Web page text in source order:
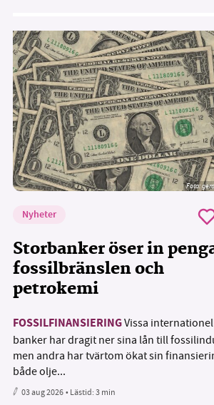
Foto:
Nyheter
Storbanker öser in
fossilbränslen och
petrokemi
FOSSILFINANSIERINGVissa
banker har dragit ner sina lån till
men andra har tvärtom ökat sin
både olje...
03 aug 2026• Lästid:3 min